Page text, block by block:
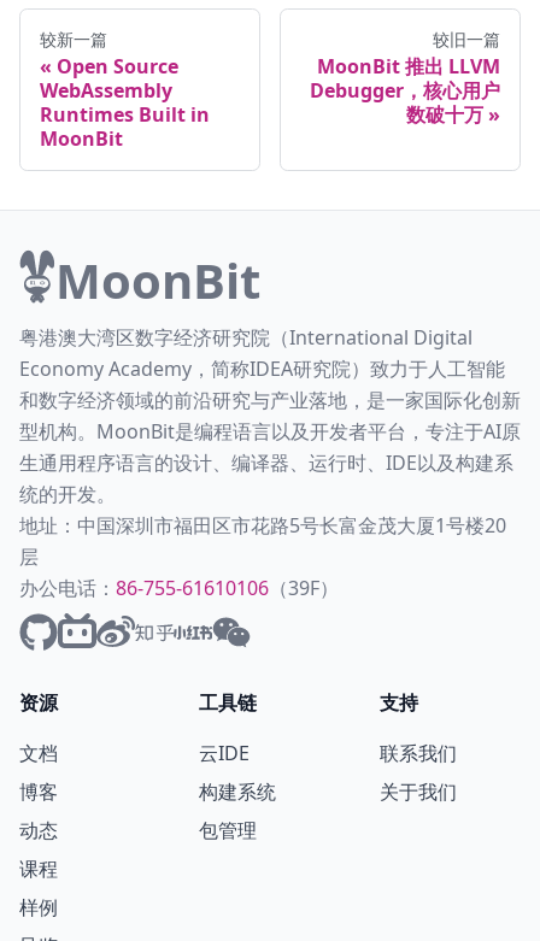
较新一篇
Open Source
WebAssembly
Runtimes Built in
MoonBit
较旧一篇
MoonBit 推出 LLVM
Debugger，核心用户
数破十万
MoonBit
粤港澳大湾区数字经济研究院（International Digital
Economy Academy，简称IDEA研究院）致力于人工智能
和数字经济领域的前沿研究与产业落地，是一家国际化创新
型机构。MoonBit是编程语言以及开发者平台，专注于AI原
生通用程序语言的设计、编译器、运行时、IDE以及构建系
统的开发。
地址：中国深圳市福田区市花路5号长富金茂大厦1号楼20
层
办公电话： 86-755-61610106 （39F）
资源
文档
博客
动态
课程
样例
工具链
云IDE
构建系统
包管理
支持
联系我们
关于我们